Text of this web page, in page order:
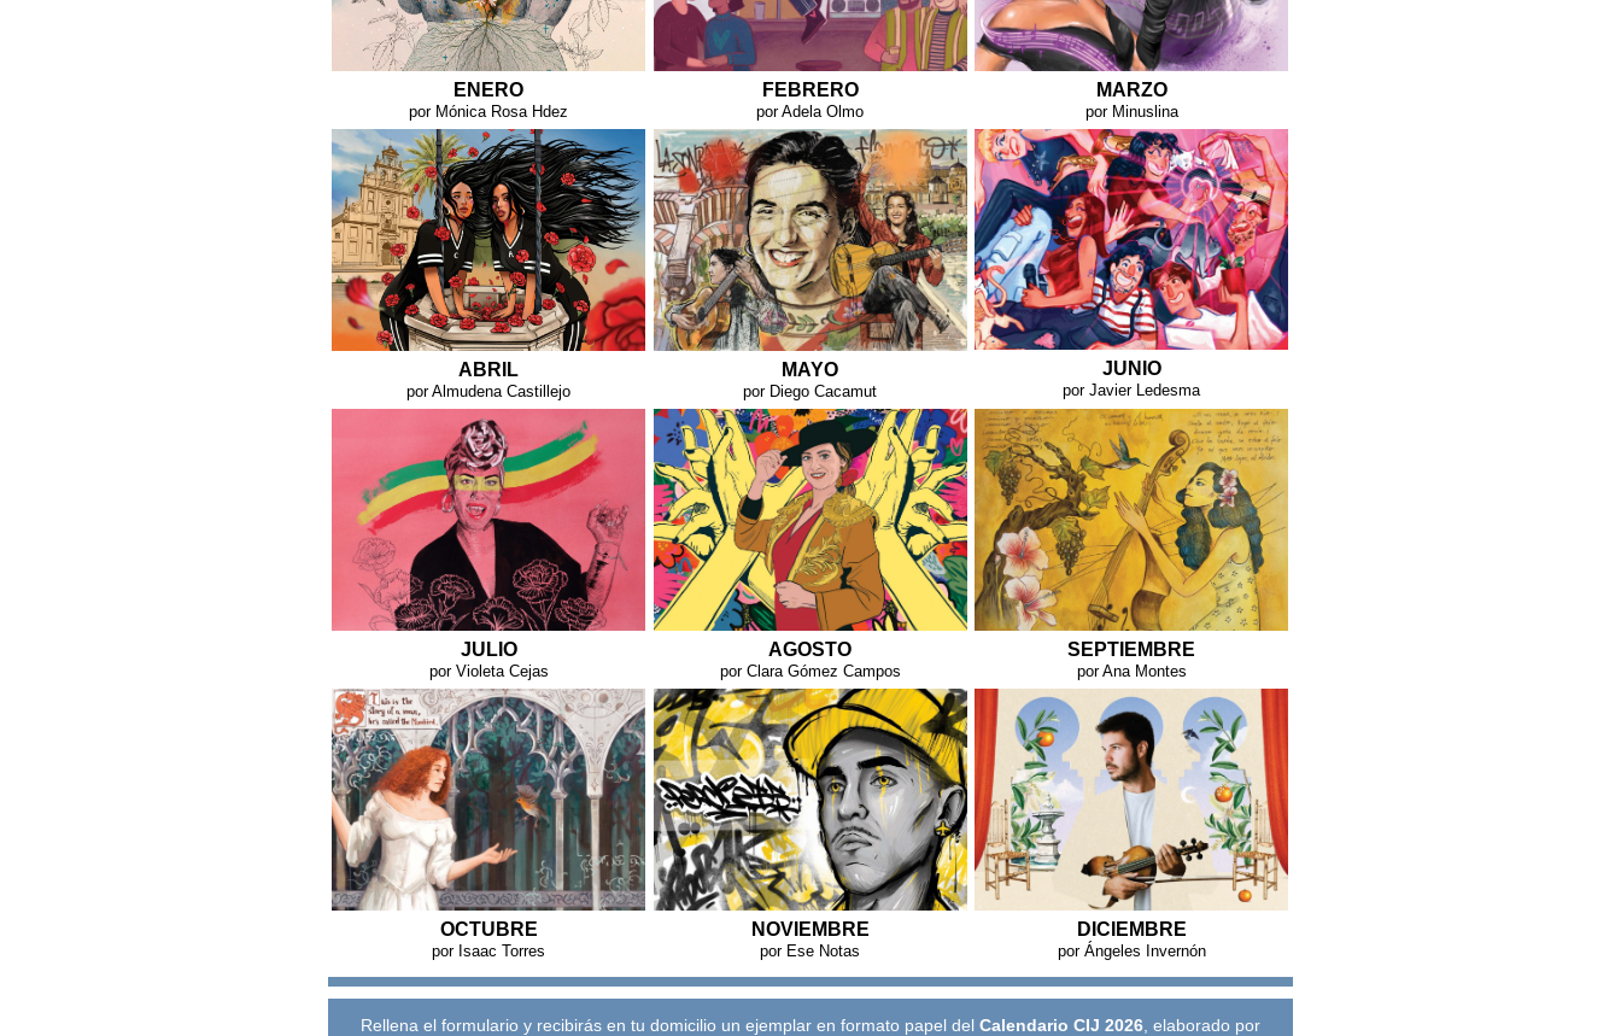
ENERO
por Mónica Rosa Hdez
FEBRERO
por Adela Olmo
MARZO
por Minuslina
ABRIL
por Almudena Castillejo
MAYO
por Diego Cacamut
JUNIO
por Javier Ledesma
JULIO
por Violeta Cejas
AGOSTO
por Clara Gómez Campos
SEPTIEMBRE
por Ana Montes
OCTUBRE
por Isaac Torres
NOVIEMBRE
por Ese Notas
DICIEMBRE
por Ángeles Invernón
Rellena el formulario y recibirás en tu domicilio un ejemplar en formato papel del Calendario CIJ 2026 , elaborado por